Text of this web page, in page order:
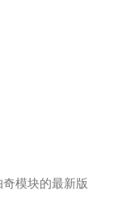
模块的最新版